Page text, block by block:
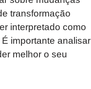
transformação
interpretado como
importante analisar
melhor o seu